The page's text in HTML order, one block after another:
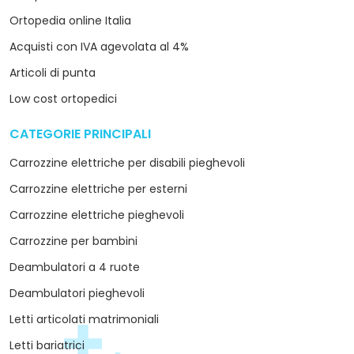
Ortopedia online Italia
Acquisti con IVA agevolata al 4%
Articoli di punta
Low cost ortopedici
CATEGORIE PRINCIPALI
Carrozzine elettriche per disabili pieghevoli
Carrozzine elettriche per esterni
Carrozzine elettriche pieghevoli
Carrozzine per bambini
Deambulatori a 4 ruote
Deambulatori pieghevoli
Letti articolati matrimoniali
Letti bariatrici